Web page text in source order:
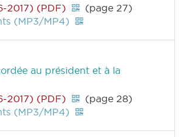
2017) (PDF)
(page 27)
(MP3/MP4)
au président et à la
2017) (PDF)
(page 28)
(MP3/MP4)